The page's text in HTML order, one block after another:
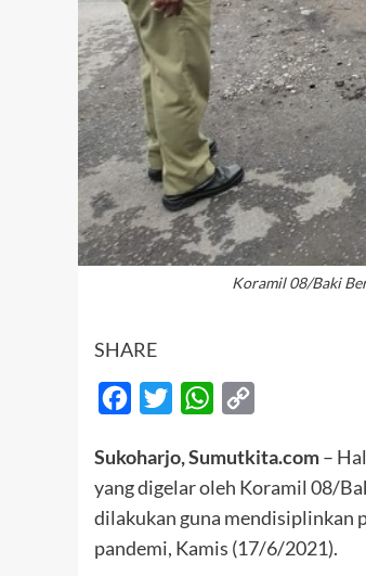
Koramil 08/Baki
SHARE
Facebook
Twitter WhatsApp
Sukoharjo, Sumutkita.com–
yang digelar oleh Koramil 08/
dilakukan guna mendisiplinkan
pandemi, Kamis (17/6/2021).